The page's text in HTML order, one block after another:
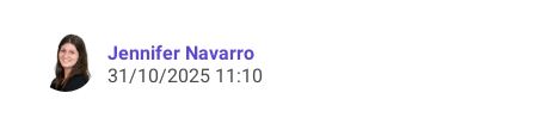
Jennifer Navarro
31/10/2025 11:10